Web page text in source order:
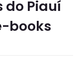
do Piauí
books